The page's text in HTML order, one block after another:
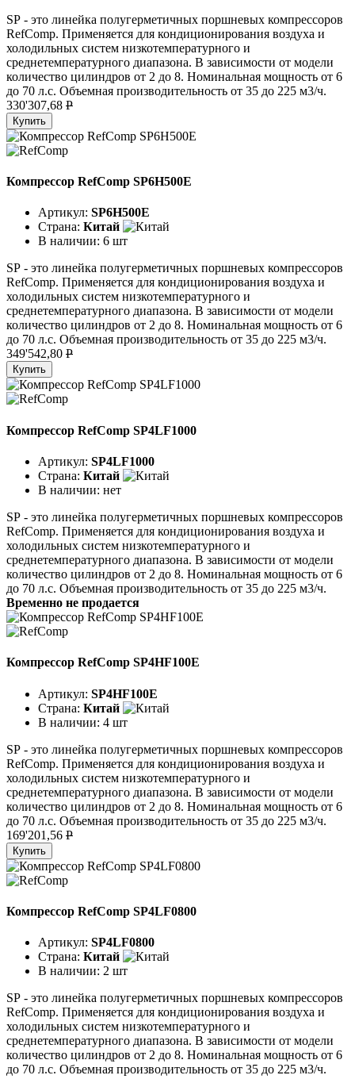
SР - это линейка полугерметичных поршневых компрессоров
RefComp. Применяется для кондиционирования воздуха и
холодильных систем низкотемпературного и
среднетемпературного диапазона. В зависимости от модели
количество цилиндров от 2 до 8. Номинальная мощность от 6
до 70 л.с. Объемная производительность от 35 до 225 м3/ч.
330'307,68 P
Купить
Компрессор RefComp SP6H500E
Артикул: SP6H500E
Страна: Китай
В наличии: 6 шт
SР - это линейка полугерметичных поршневых компрессоров
RefComp. Применяется для кондиционирования воздуха и
холодильных систем низкотемпературного и
среднетемпературного диапазона. В зависимости от модели
количество цилиндров от 2 до 8. Номинальная мощность от 6
до 70 л.с. Объемная производительность от 35 до 225 м3/ч.
349'542,80 P
Купить
Компрессор RefComp SP4LF1000
Артикул: SP4LF1000
Страна: Китай
В наличии: нет
SР - это линейка полугерметичных поршневых компрессоров
RefComp. Применяется для кондиционирования воздуха и
холодильных систем низкотемпературного и
среднетемпературного диапазона. В зависимости от модели
количество цилиндров от 2 до 8. Номинальная мощность от 6
до 70 л.с. Объемная производительность от 35 до 225 м3/ч.
Временно не продается
Компрессор RefComp SP4HF100E
Артикул: SP4HF100E
Страна: Китай
В наличии: 4 шт
SР - это линейка полугерметичных поршневых компрессоров
RefComp. Применяется для кондиционирования воздуха и
холодильных систем низкотемпературного и
среднетемпературного диапазона. В зависимости от модели
количество цилиндров от 2 до 8. Номинальная мощность от 6
до 70 л.с. Объемная производительность от 35 до 225 м3/ч.
169'201,56 P
Купить
Компрессор RefComp SP4LF0800
Артикул: SP4LF0800
Страна: Китай
В наличии: 2 шт
SР - это линейка полугерметичных поршневых компрессоров
RefComp. Применяется для кондиционирования воздуха и
холодильных систем низкотемпературного и
среднетемпературного диапазона. В зависимости от модели
количество цилиндров от 2 до 8. Номинальная мощность от 6
до 70 л.с. Объемная производительность от 35 до 225 м3/ч.